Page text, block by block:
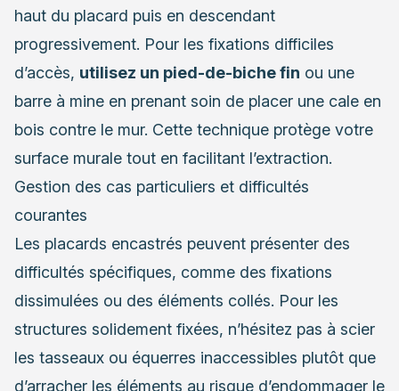
haut du placard puis en descendant
progressivement. Pour les fixations difficiles
d’accès, utilisez un pied-de-biche fin ou une
barre à mine en prenant soin de placer une cale en
bois contre le mur. Cette technique protège votre
surface murale tout en facilitant l’extraction.
Gestion des cas particuliers et difficultés
courantes
Les placards encastrés peuvent présenter des
difficultés spécifiques, comme des fixations
dissimulées ou des éléments collés. Pour les
structures solidement fixées, n’hésitez pas à scier
les tasseaux ou équerres inaccessibles plutôt que
d’arracher les éléments au risque d’endommager le